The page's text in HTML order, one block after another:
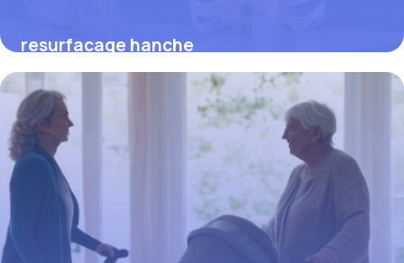
resurfacage hanche
19 mars 2026